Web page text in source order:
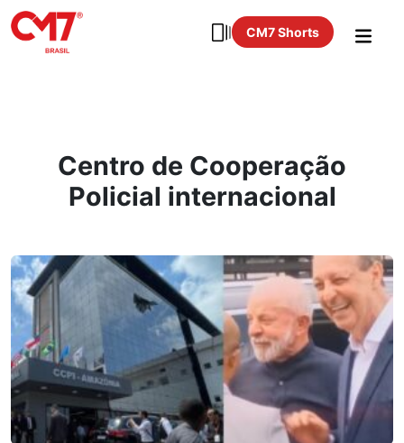
CM7 Shorts
Centro de Cooperação
Policial internacional